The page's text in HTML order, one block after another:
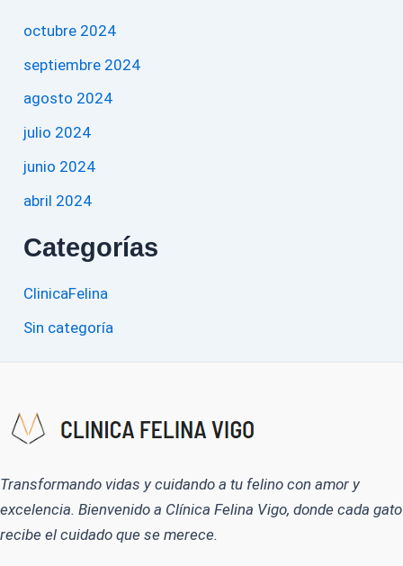
octubre 2024
septiembre 2024
agosto 2024
julio 2024
junio 2024
abril 2024
Categorías
ClinicaFelina
Sin categoría
Transformando vidas y cuidando a tu felino con amor y
excelencia. Bienvenido a Clínica Felina Vigo, donde cada gato
recibe el cuidado que se merece.